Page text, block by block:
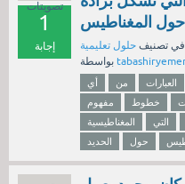
تصويتات
1
إجابة
حول المغناطيس
في تصنيف حلول تعليمية
أي من العبارات
مفهوم
خطوط
المغناطيسية
التي
الحديد
حول